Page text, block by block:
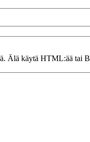
Älä käytä HTML:ää tai